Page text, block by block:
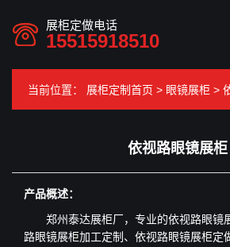
展柜定做电话
15515918510
当前位置： 展柜定制首页 > 眼镜展柜 >
依视路眼镜展柜
产品概述：
郑州泰达展柜厂，专业的依视路眼镜
路眼镜展柜加工定制、 依视路眼镜展柜定